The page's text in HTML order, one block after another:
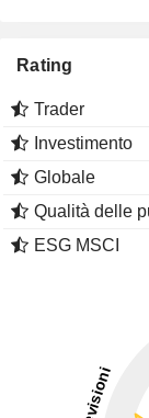
Rating
Trader
Investimento
Globale
Qualità delle
ESG MSCI